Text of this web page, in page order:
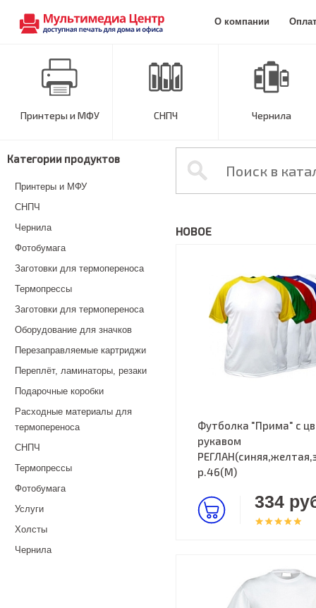
О компании
Принтеры и МФУ СНПЧ Чернила
Категории продуктов
Принтеры и МФУ
СНПЧ
Чернила
Фотобумага
Заготовки для термопереноса
Термопрессы
Заготовки для термопереноса
Оборудование для значков
Перезаправляемые картриджи
Переплёт, ламинаторы, резаки
Подарочные коробки
Расходные материалы для
термопереноса
СНПЧ
Термопрессы
Фотобумага
Услуги
Холсты
Чернила
НОВОЕ
Футболка "Прима" с
рукавом
р.46(M)
334